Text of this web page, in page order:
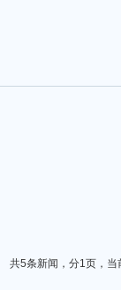
共5条新闻，分1页，当